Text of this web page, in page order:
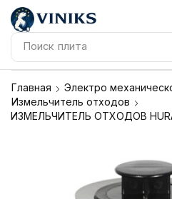
Поиск плита
Главная
Электро
Измельчитель отходов
ИЗМЕЛЬЧИТЕЛЬ ОТХОДОВ